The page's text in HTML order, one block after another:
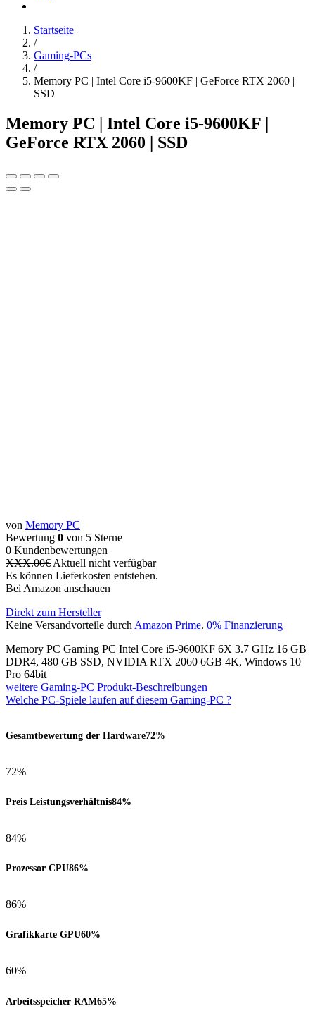
Startseite
/
Gaming-PCs
/
Memory PC | Intel Core i5-9600KF | GeForce RTX 2060 |
SSD
Memory PC | Intel Core i5-9600KF |
GeForce RTX 2060 | SSD
von Memory PC
Bewertung 0 von 5 Sterne
0 Kundenbewertungen
XXX.00€ Aktuell nicht verfügbar
Es können Lieferkosten entstehen.
Bei Amazon anschauen
Direkt zum Hersteller
Keine Versandvorteile durch Amazon Prime. 0% Finanzierung
Memory PC Gaming PC Intel Core i5-9600KF 6X 3.7 GHz 16 GB
DDR4, 480 GB SSD, NVIDIA RTX 2060 6GB 4K, Windows 10
Pro 64bit
weitere Gaming-PC Produkt-Beschreibungen
Welche PC-Spiele laufen auf diesem Gaming-PC ?
Gesamtbewertung der Hardware72%
72%
Preis Leistungsverhältnis84%
84%
Prozessor CPU86%
86%
Grafikkarte GPU60%
60%
Arbeitsspeicher RAM65%